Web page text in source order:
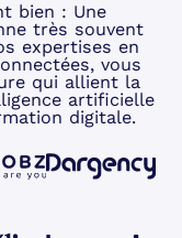
bien : Une
très souvent
expertises en
vous
qui allient la
artificielle
digitale.